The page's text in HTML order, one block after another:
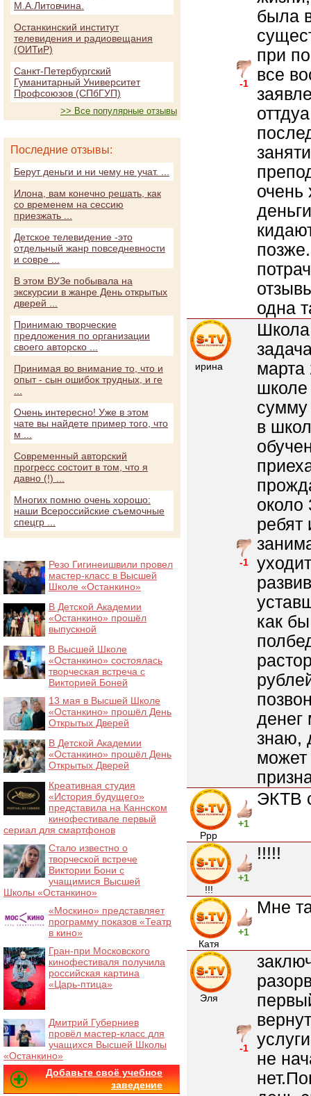
-1
была
при
все
одна
ирина
-1
Школа
марта
школе
сумму
в
около
ребят
как
денег
знаю,
может
Ррр
+1
ЭКТВ
!!!
+1
!!!!!
Катя
+1
Мне
Эля
-1
не
М.А.Литовчина.
Останкинский институт
телевидения и радиовещания
(ОИТиР)
Санкт-Петербургский
Гуманитарный Университет
Профсоюзов (СПбГУП)
>> Все популярные отзывы
Последние отзывы:
Берут деньги и ни чему не учат. ...
Илона, вам конечно решать, как
со временем на сессию
приезжать ...
Детское телевидение -это
отдельный жанр повседневности
и совре ...
В этом ВУЗе побывала на
экскурсии в жанре День открытых
дверей ...
Принимаю творческие
предложения по организации
своего авторско ...
Принимая во внимание то, что и
опыт - сын ошибок трудных, и ге
Очень интересно! Уже в этом
чате вы найдете пример того, что
м ...
Современный авторский
прогресс состоит в том, что я
давно (!) ...
Многих помню очень хорошо:
наши Всероссийские съемочные
спецгр ...
Резо Гигинеишвили провел
мастер-класс в Высшей
Школе «Останкино»
В Детской Академии
«Останкино» прошёл
выпускной
В Высшей Школе
«Останкино» состоялась
творческая встреча с
Викторией Боней
13 мая в Высшей Школе
«Останкино» прошёл День
Открытых Дверей
В Детской Академии
«Останкино» прошёл День
Открытых Дверей
Креативная студия
«История будущего»
представила на Каннском
кинофестивале первый
сериал для смартфонов
Стало известно о
творческой встрече
Виктории Бони с
учащимися Высшей
Школы «Останкино»
«Москино» представляет
программу показов «Театр
в кино»
Гран-при Московского
кинофестиваля получила
российская картина
«Царь-птица»
Дмитрий Губерниев
провёл мастер-класс для
учащихся Высшей Школы
«Останкино»
Добавьте своё учебное
заведение